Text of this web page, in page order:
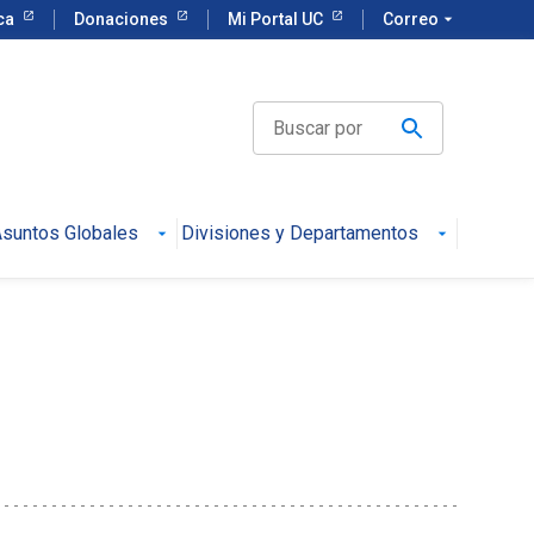
Donaciones Mi Portal UC Correo arrow_drop_down
Globales Divisiones y Departamentos